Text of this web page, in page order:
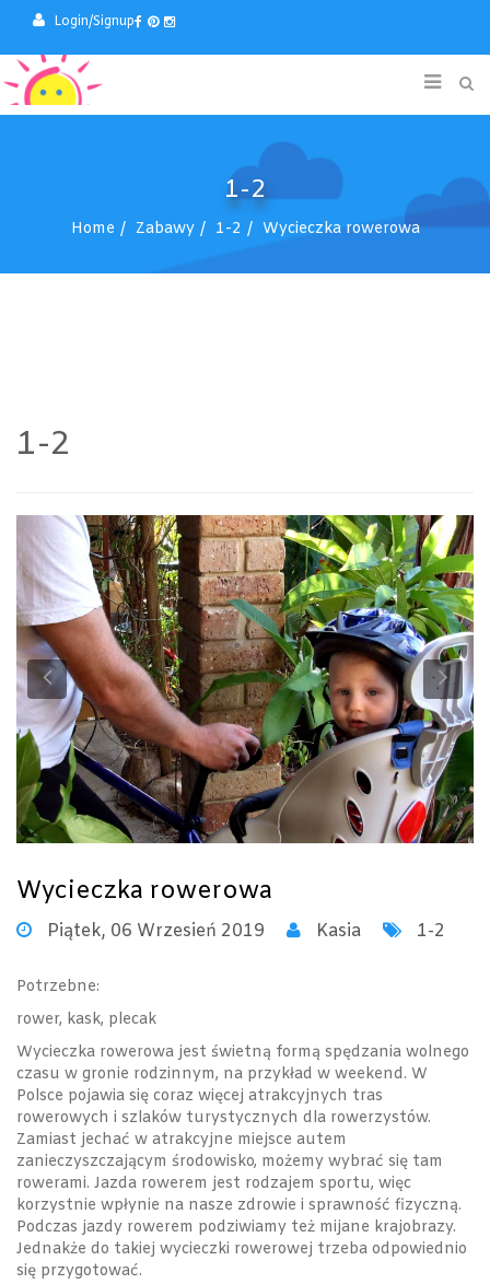
Login/Signup
1-2
Home Zabawy 1-2 Wycieczka rowerowa
1-2
Previous
Wycieczka rowerowa
Piątek, 06 Wrzesień 2019 Kasia 1-2
Potrzebne:
rower, kask, plecak
Wycieczka rowerowa jest świetną formą spędzania wolnego
czasu w gronie rodzinnym, na przykład w weekend. W
Polsce pojawia się coraz więcej atrakcyjnych tras
rowerowych i szlaków turystycznych dla rowerzystów.
Zamiast jechać w atrakcyjne miejsce autem
zanieczyszczającym środowisko, możemy wybrać się tam
rowerami. Jazda rowerem jest rodzajem sportu, więc
korzystnie wpłynie na nasze zdrowie i sprawność fizyczną.
Podczas jazdy rowerem podziwiamy też mijane krajobrazy.
Jednakże do takiej wycieczki rowerowej trzeba odpowiednio
się przygotować.